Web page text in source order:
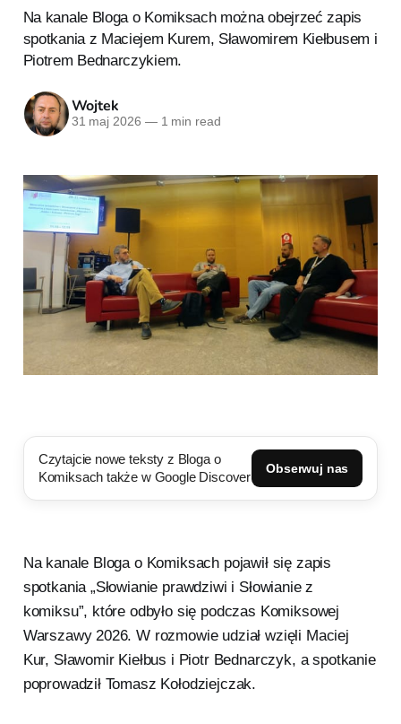
Na kanale Bloga o Komiksach można obejrzeć zapis
spotkania z Maciejem Kurem, Sławomirem Kiełbusem i
Piotrem Bednarczykiem.
Wojtek
31 maj 2026 —1 min read
Czytajcie nowe teksty z Bloga o
Komiksach także w Google Discover
Obserwuj nas
Na kanale Bloga o Komiksach pojawił się zapis
spotkania „Słowianie prawdziwi i Słowianie z
komiksu”, które odbyło się podczas Komiksowej
Warszawy 2026. W rozmowie udział wzięli Maciej
Kur, Sławomir Kiełbus i Piotr Bednarczyk, a spotkanie
poprowadził Tomasz Kołodziejczak.